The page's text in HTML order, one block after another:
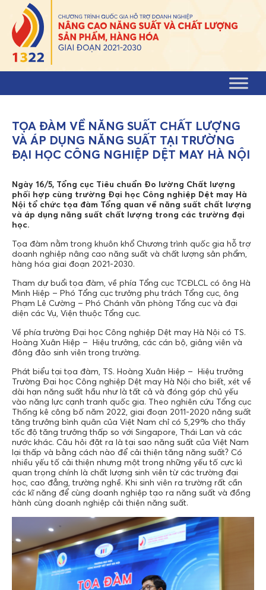
Skip to content
TỌA ĐÀM VỀ NĂNG SUẤT CHẤT LƯỢNG
VÀ ÁP DỤNG NĂNG SUẤT TẠI TRƯỜNG
ĐẠI HỌC CÔNG NGHIỆP DỆT MAY HÀ NỘI
Ngày 16/5, Tổng cục Tiêu chuẩn Đo lường Chất lượng
phối hợp cùng trường Đại học Công nghiệp Dệt may Hà
Nội tổ chức tọa đàm Tổng quan về năng suất chất lượng
và áp dụng năng suất chất lượng trong các trường đại
học.
Tọa đàm nằm trong khuôn khổ Chương trình quốc gia hỗ trợ
doanh nghiệp nâng cao năng suất và chất lượng sản phẩm,
hàng hóa giai đoạn 2021-2030.
Tham dự buổi tọa đàm, về phía Tổng cục TCĐLCL có ông Hà
Minh Hiệp – Phó Tổng cục trưởng phụ trách Tổng cục, ông
Phạm Lê Cường – Phó Chánh văn phòng Tổng cục và đại
diện các Vụ, Viện thuộc Tổng cục.
Về phía trường Đại học Công nghiệp Dệt may Hà Nội có TS.
Hoàng Xuân Hiệp – Hiệu trưởng, các cán bộ, giảng viên và
đông đảo sinh viên trong trường.
Phát biểu tại tọa đàm, TS. Hoàng Xuân Hiệp – Hiệu trưởng
Trường Đại học Công nghiệp Dệt may Hà Nội cho biết, xét về
dài hạn năng suất hầu như là tất cả và đóng góp chủ yếu
vào năng lực cạnh tranh quốc gia. Theo nghiên cứu Tổng cục
Thống kê công bố năm 2022, giai đoạn 2011-2020 năng suất
tăng trưởng bình quân của Việt Nam chỉ có 5,29% cho thấy
tốc độ tăng trưởng thấp so với Singapore, Thái Lan và các
nước khác. Câu hỏi đặt ra là tại sao năng suất của Việt Nam
lại thấp và bằng cách nào để cải thiện tăng năng suất? Có
nhiều yếu tố cải thiện nhưng một trong những yếu tố cực kì
quan trọng chính là chất lượng sinh viên từ các trường đại
học, cao đẳng, trường nghề. Khi sinh viên ra trường rất cần
các kĩ năng để cùng doanh nghiệp tạo ra năng suất và đồng
hành cùng doanh nghiệp cải thiện năng suất.